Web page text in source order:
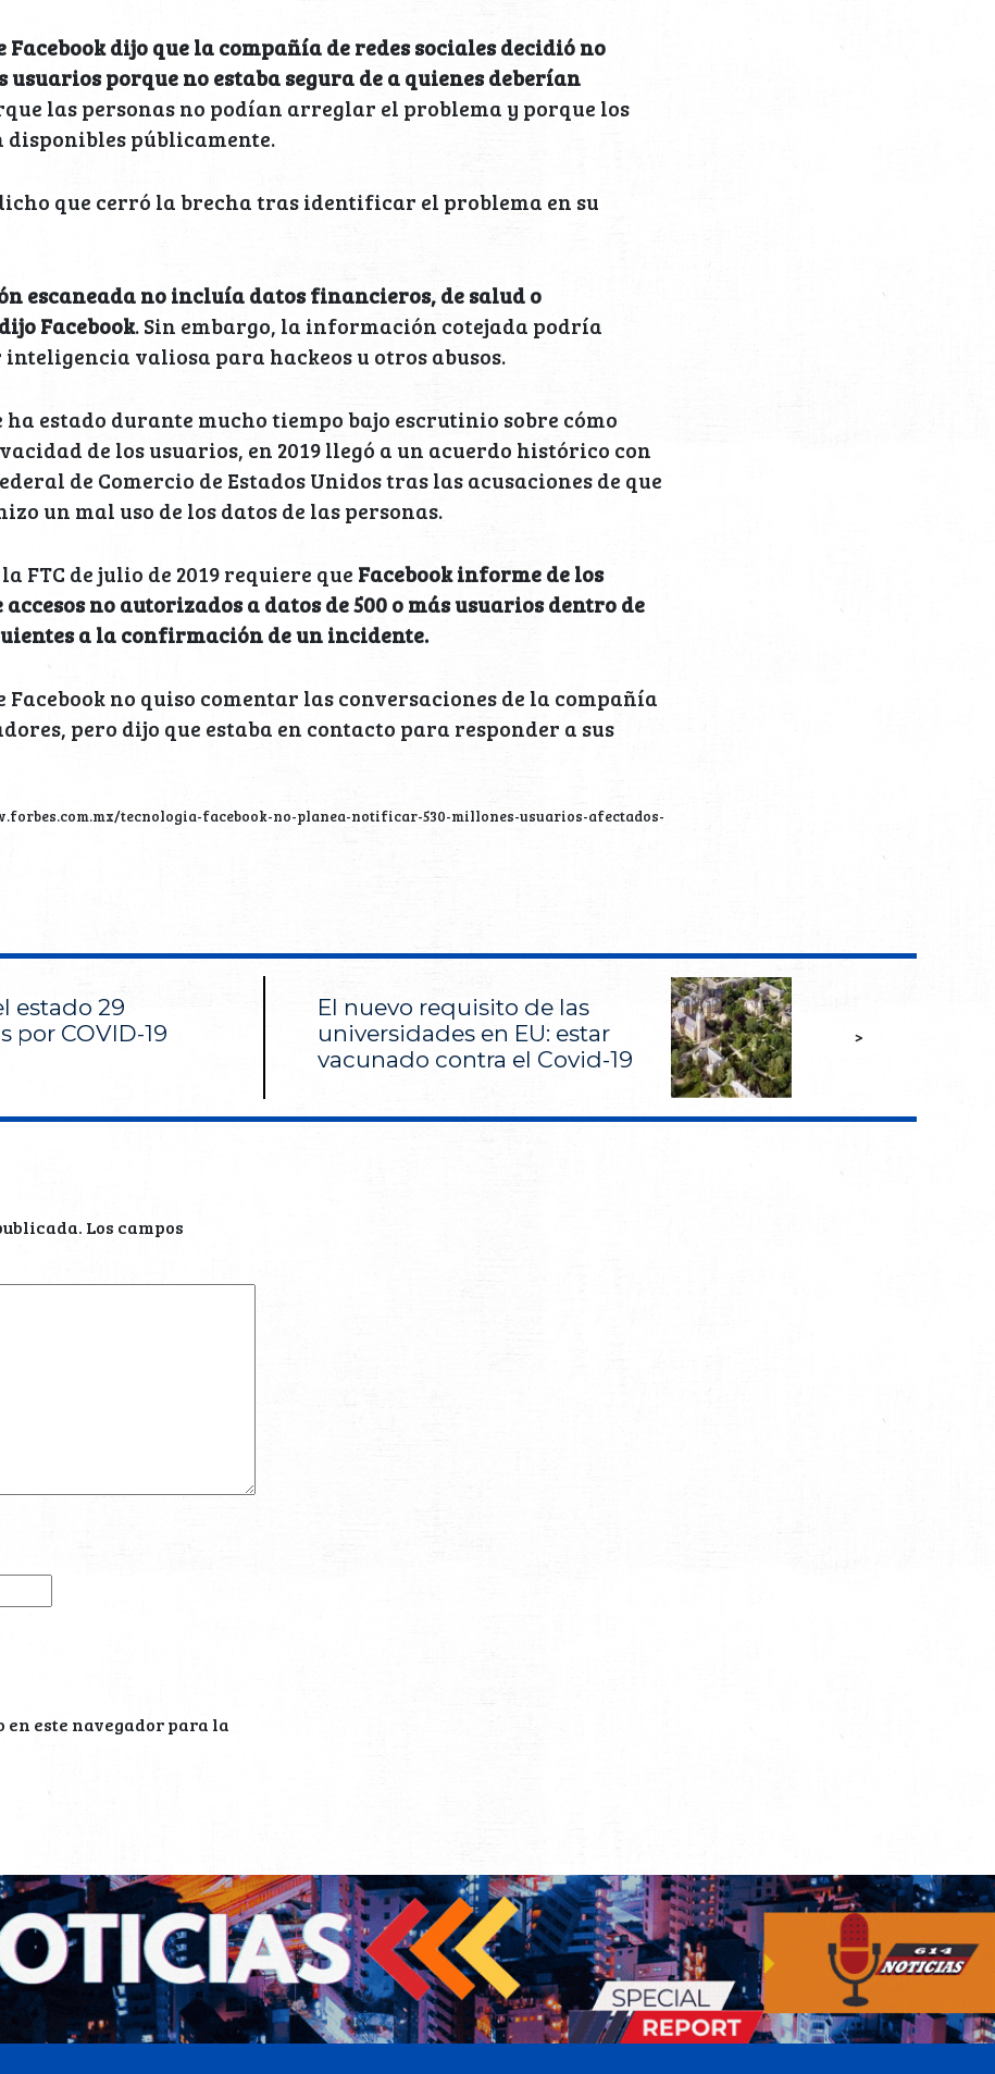
Facebook dijo que la compañía de redes sociales decidió no
porque no estaba segura de a quienes deberían
las personas no podían arreglar el problema y porque los
disponibles públicamente.
que cerró la brecha tras identificar el problema en su
escaneada no incluía datos financieros, de salud o
Facebook. Sin embargo, la información cotejada podría
valiosa para hackeos u otros abusos.
ha estado durante mucho tiempo bajo escrutinio sobre cómo
de los usuarios, en 2019 llegó a un acuerdo histórico con
de Comercio de Estados Unidos tras las acusaciones de que
un mal uso de los datos de las personas.
FTC de julio de 2019 requiere que Facebook informe de los
no autorizados a datos de 500 o más usuarios dentro de
a la confirmación de un incidente.
Facebook no quiso comentar las conversaciones de la compañía
pero dijo que estaba en contacto para responder a sus
tecnologia-facebook-no-planea-notificar-530-millones-usuarios-afectados-
estado 29
por COVID-19
El nuevo requisito de las
universidades en EU: estar
vacunado contra el Covid-19
>
Los campos
este navegador para la